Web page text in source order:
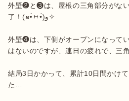
外壁❷と❸は、屋根の三角部分がな
了！(๑•̀ㅂ•́)و✧
外壁❹は、下側がオープンになって
はないのですが、連日の疲れで、三
結局3日かかって、累計10日間かけ
た…